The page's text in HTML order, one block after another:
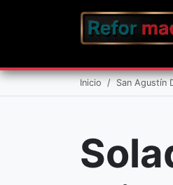
Inicio San Agustín